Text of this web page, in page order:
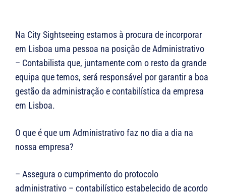
Na City Sightseeing estamos à procura de incorporar
em Lisboa uma pessoa na posição de Administrativo
– Contabilista que, juntamente com o resto da grande
equipa que temos, será responsável por garantir a boa
gestão da administração e contabilística da empresa
em Lisboa.
O que é que um Administrativo faz no dia a dia na
nossa empresa?
– Assegura o cumprimento do protocolo
administrativo – contabilístico estabelecido de acordo